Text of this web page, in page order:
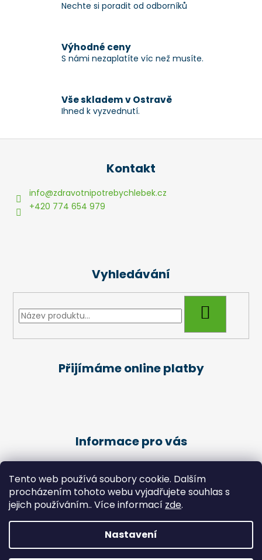
Tento web používá soubory cookie. Dalším
procházením tohoto webu vyjadřujete souhlas s
jejich používáním.. Více informací zde.
Nastavení
p
k
y
p
i
u
Nechte si poradit od odborníků
Výhodné ceny
S námi nezaplatíte víc než musíte.
Vše skladem v Ostravě
Ihned k vyzvednutí.
Z
Kontakt
info@zdravotnipotrebychlebek.cz
+420 774 654 979
Vyhledávání
Přijímáme online platby
Informace pro vás
Podmínky ochrany osobních údajů
Kariéra
Péče o klienty - Pedikúra